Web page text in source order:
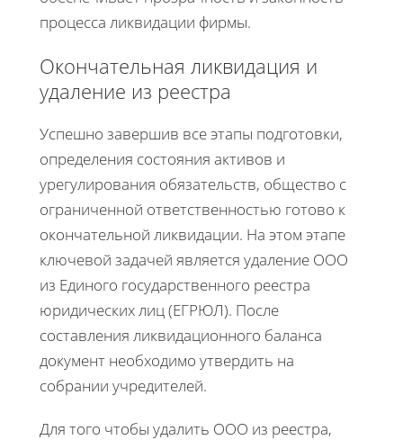
процесса ликвидации фирмы.
Окончательная ликвидация и
удаление из реестра
Успешно завершив все этапы подготовки,
определения состояния активов и
урегулирования обязательств, общество с
ограниченной ответственностью готово к
окончательной ликвидации. На этом этапе
ключевой задачей является удаление ООО
из Единого государственного реестра
юридических лиц (ЕГРЮЛ). После
составления ликвидационного баланса
документ необходимо утвердить на
собрании учредителей.
Для того чтобы удалить ООО из реестра,